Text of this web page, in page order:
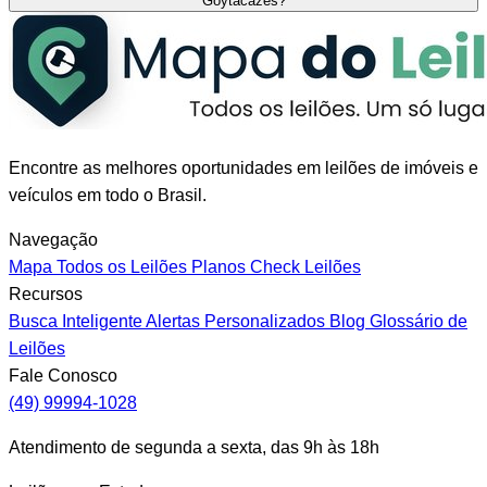
Encontre as melhores oportunidades em leilões de imóveis e
veículos em todo o Brasil.
Navegação
Mapa Todos os Leilões Planos Check Leilões
Recursos
Busca InteligenteAlertas Personalizados Blog Glossário de
Leilões
Fale Conosco
(49) 99994-1028
Atendimento de segunda a sexta, das 9h às 18h